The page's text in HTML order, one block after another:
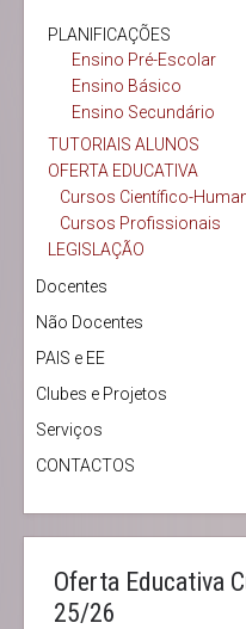
PLANIFICAÇÕES
Ensino Pré-Escolar
Ensino Básico
Ensino Secundário
TUTORIAIS ALUNOS
OFERTA EDUCATIVA
Cursos Científico-
Cursos Profissionais
LEGISLAÇÃO
Docentes
Não Docentes
PAIS e EE
Clubes e Projetos
Serviços
CONTACTOS
Oferta Educativa
25/26